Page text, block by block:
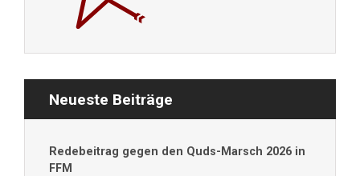
Neueste Beiträge
Redebeitrag gegen den Quds-Marsch 2026 in
FFM